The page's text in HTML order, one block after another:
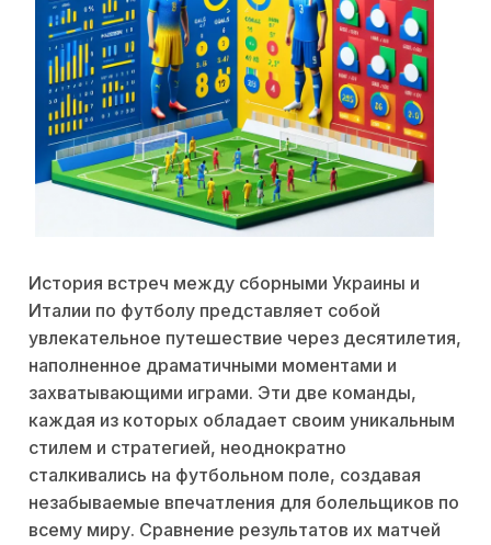
История встреч между сборными Украины и
Италии по футболу представляет собой
увлекательное путешествие через десятилетия,
наполненное драматичными моментами и
захватывающими играми. Эти две команды,
каждая из которых обладает своим уникальным
стилем и стратегией, неоднократно
сталкивались на футбольном поле, создавая
незабываемые впечатления для болельщиков по
всему миру. Сравнение результатов их матчей